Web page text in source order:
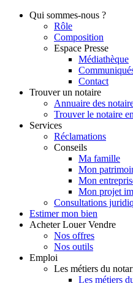
Qui sommes-nous ?
Rôle
Composition
Espace Presse
Médiathèque
Contact
Trouver un notaire
Annuaire des
Trouver le notaire
Services
Réclamations
Conseils
Ma famille
Mon
Mon
Mon projet
Consultations
Estimer mon bien
Acheter Louer Vendre
Nos offres
Nos outils
Emploi
Les métiers du
Les métiers